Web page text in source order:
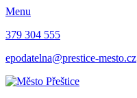
Menu
379 304 555
epodatelna@prestice-mesto.cz